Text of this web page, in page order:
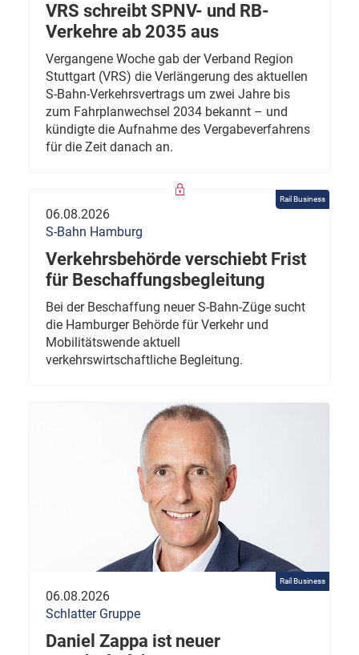
VRS schreibt SPNV- und RB-
Verkehre ab 2035 aus
Vergangene Woche gab der Verband Region
Stuttgart (VRS) die Verlängerung des aktuellen
S-Bahn-Verkehrsvertrags um zwei Jahre bis
zum Fahrplanwechsel 2034 bekannt – und
kündigte die Aufnahme des Vergabeverfahrens
für die Zeit danach an.
Rail Business
06.08.2026
S-Bahn Hamburg
Verkehrsbehörde verschiebt Frist
für Beschaffungsbegleitung
Bei der Beschaffung neuer S-Bahn-Züge sucht
die Hamburger Behörde für Verkehr und
Mobilitätswende aktuell
verkehrswirtschaftliche Begleitung.
Rail Business
06.08.2026
Schlatter Gruppe
Daniel Zappa ist neuer